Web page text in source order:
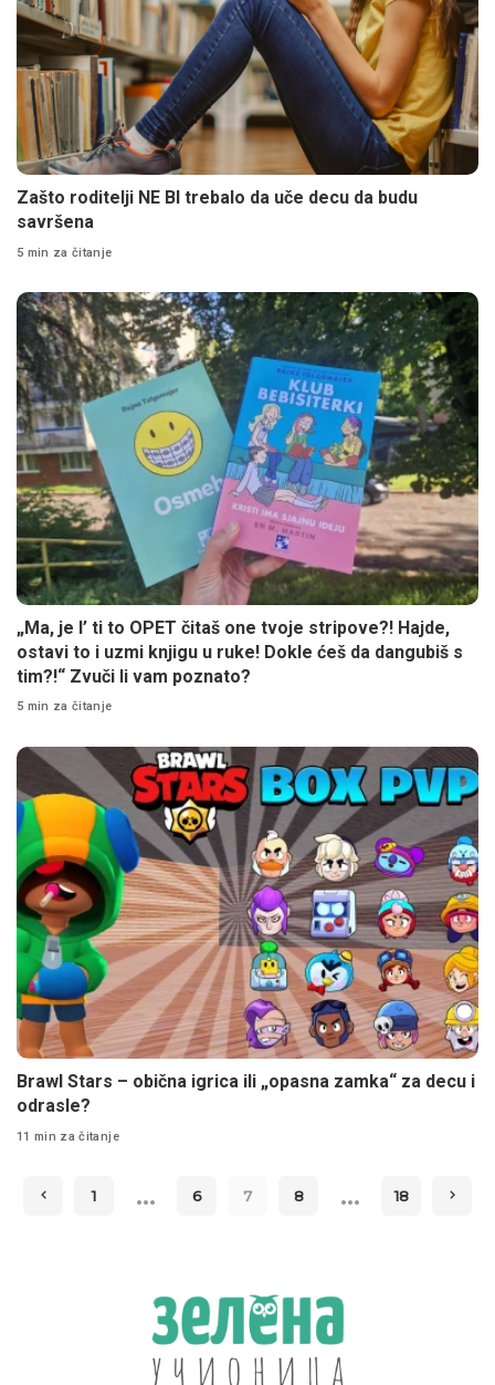
Zašto roditelji NE BI trebalo da uče decu da budu
savršena
5 min za čitanje
„Ma, je l’ ti to OPET čitaš one tvoje stripove?! Hajde,
ostavi to i uzmi knjigu u ruke! Dokle ćeš da dangubiš s
tim?!“ Zvuči li vam poznato?
5 min za čitanje
Brawl Stars – obična igrica ili „opasna zamka“ za decu i
odrasle?
11 min za čitanje
1 … 6 7 8 … 18